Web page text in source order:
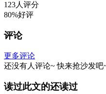
123人评分
80%好评
评论
更多评论
还没有人评论~ 快来抢沙发吧
读过此文的还读过